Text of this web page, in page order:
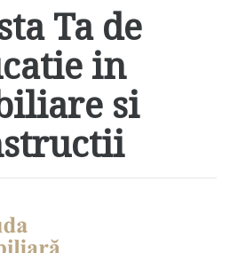
Ta de
in
si